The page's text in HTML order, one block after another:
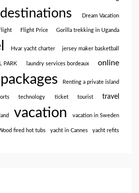
destinations Dream Vacation
Flight Price Gorilla trekking in Uganda
Hvar yacht charter jersey maker basketball
PARK laundry services bordeaux online
packages Renting a private island
technology ticket tourist travel
vacation vacation in Sweden
fired hot tubs yacht in Cannes yacht refits